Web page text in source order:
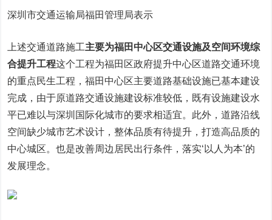
深圳市交通运输局福田管理局表示
上述交通道路施工主要为福田中心区交通设施及空间环境综
合提升工程这个工程为福田区政府提升中心区道路交通环境
的重点民生工程，福田中心区主要道路基础设施已基本建设
完成，由于原道路交通设施建设标准较低，既有设施建设水
平已难以与深圳国际化城市的要求相适宜。此外，道路沿线
空间缺少城市艺术设计，整体品质有待提升，打造高品质的
中心城区。也是改善周边居民出行条件，落实‘以人为本’的
发展理念。